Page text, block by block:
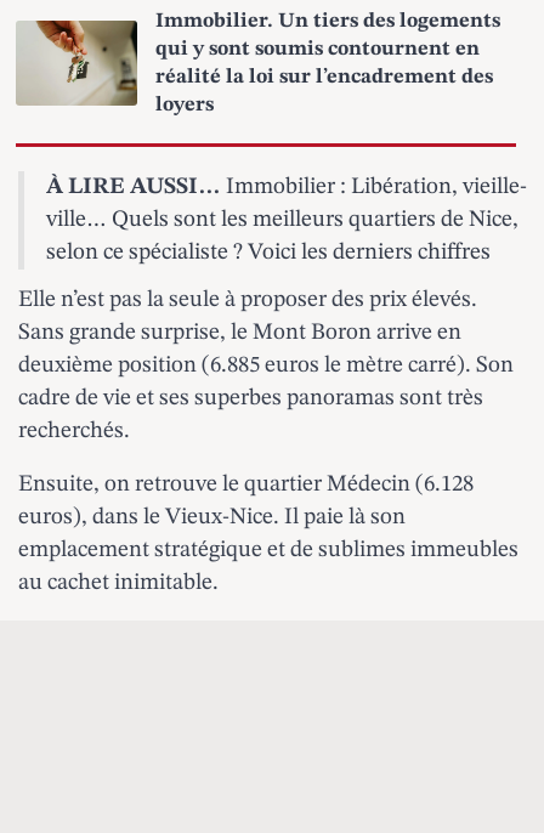
Immobilier. Un tiers des logements
qui y sont soumis contournent en
réalité la loi sur l’encadrement des
loyers
À LIRE AUSSI… Immobilier : Libération, vieille-
ville… Quels sont les meilleurs quartiers de Nice,
selon ce spécialiste ? Voici les derniers chiffres
Elle n’est pas la seule à proposer des prix élevés.
Sans grande surprise, le Mont Boron arrive en
deuxième position (6.885 euros le mètre carré). Son
cadre de vie et ses superbes panoramas sont très
recherchés.
Ensuite, on retrouve le quartier Médecin (6.128
euros), dans le Vieux-Nice. Il paie là son
emplacement stratégique et de sublimes immeubles
au cachet inimitable.